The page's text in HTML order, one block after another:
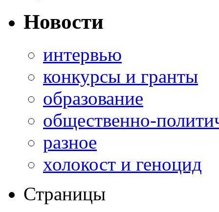
Новости
интервью
конкурсы и гранты
образование
общественно-
разное
холокост и геноцид
Страницы